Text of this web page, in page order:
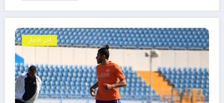
اخر الاخبار